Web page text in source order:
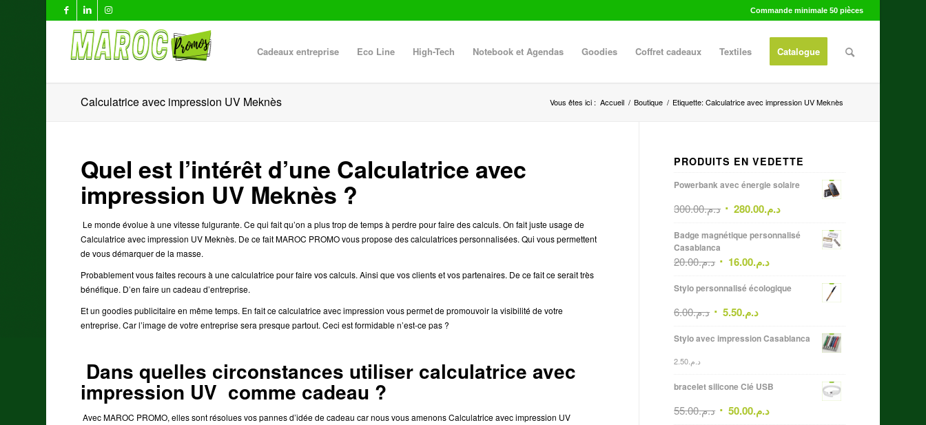
Commande minimale 50 pièces
Cadeaux entreprise Eco Line High-Tech Notebook et Agendas Goodies Coffret cadeaux Textiles Catalogue
Calculatrice avec impression UV Meknès Vous êtes ici : Accueil / Boutique / Etiquette: Calculatrice avec impression UV Meknès
Quel est l’intérêt d’une Calculatrice avec
impression UV Meknès ?
Le monde évolue à une vitesse fulgurante. Ce qui fait qu’on a plus trop de temps à perdre pour faire des calculs. On fait juste usage de
Calculatrice avec impression UV Meknès. De ce fait MAROC PROMO vous propose des calculatrices personnalisées. Qui vous permettent
de vous démarquer de la masse.
Probablement vous faites recours à une calculatrice pour faire vos calculs. Ainsi que vos clients et vos partenaires. De ce fait ce serait très
bénéfique. D’en faire un cadeau d’entreprise.
Et un goodies publicitaire en même temps. En fait ce calculatrice avec impression vous permet de promouvoir la visibilité de votre
entreprise. Car l’image de votre entreprise sera presque partout. Ceci est formidable n’est-ce pas ?
Dans quelles circonstances utiliser calculatrice avec
impression UV comme cadeau ?
Avec MAROC PROMO, elles sont résolues vos pannes d’idée de cadeau car nous vous amenons Calculatrice avec impression UV
PRODUITS EN VEDETTE
Powerbank avec énergie solaire
د.م.300.00 د.م.280.00
Badge magnétique personnalisé
Casablanca
د.م.20.00 د.م.16.00
Stylo personnalisé écologique
د.م.6.00 د.م.5.50
Stylo avec impression Casablanca
د.م. 2.50
bracelet silicone Clé USB
د.م.55.00 د.م.50.00